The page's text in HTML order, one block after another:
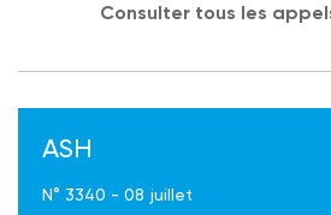
Consulter tous les
ASH
N° 3340 - 08 juillet